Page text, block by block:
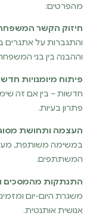
מהפרטים:
חיזוק הקשר
והתגברות על
וההבנה בין בני
פיתוח מיומנויות
חדשות – בין אם זה
פתרון בעיות.
העצמה ותחושת
במשימה משותפת,
המשתתפים.
התנתקות מהמסכים
משגרת היום-יום
אנושית אותנטית.